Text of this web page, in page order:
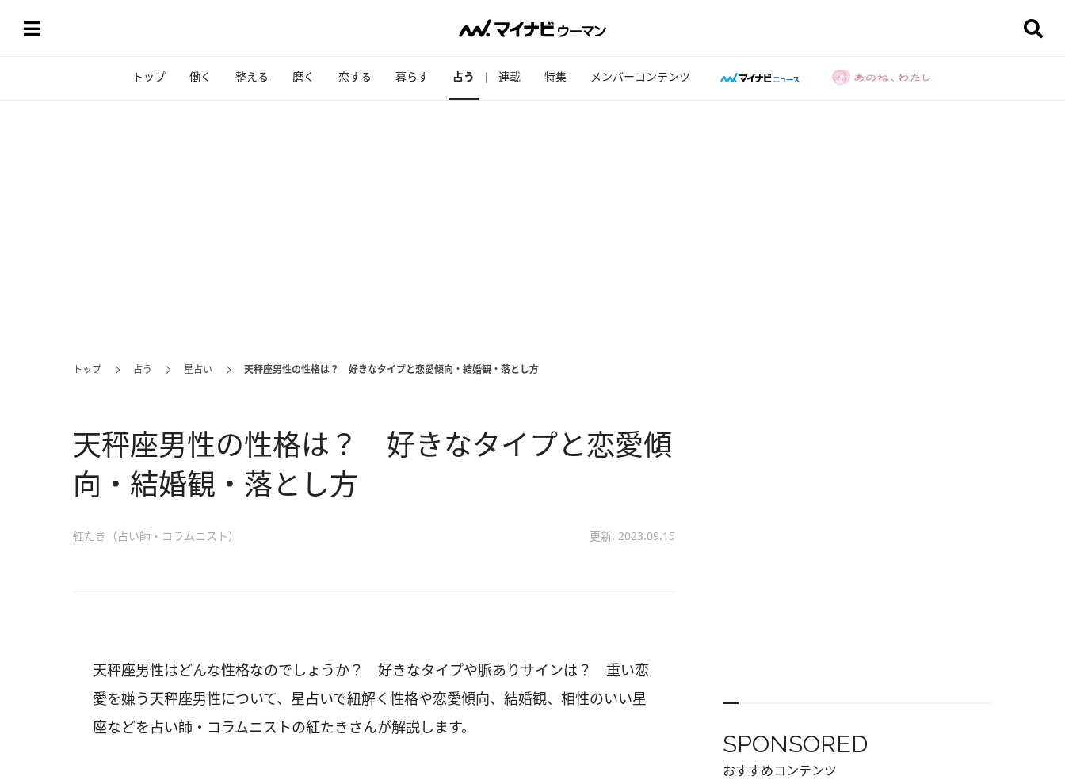
トップ 働く 整える 磨く 恋する 暮らす 占う 連載 特集 メンバーコンテンツ
トップ 占う 星占い 天秤座男性の性格は？ 好きなタイプと恋愛傾向・結婚観・落とし方
天秤座男性の性格は？ 好きなタイプと恋愛傾
向・結婚観・落とし方
紅たき（占い師・コラムニスト） 更新: 2023.09.15
天秤座男性はどんな性格なのでしょうか？ 好きなタイプや脈ありサインは？ 重い恋
愛を嫌う天秤座男性について、星占いで紐解く性格や恋愛傾向、結婚観、相性のいい星
座などを占い師・コラムニストの紅たきさんが解説します。
SPONSORED
おすすめコンテンツ